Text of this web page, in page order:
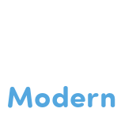
Modern